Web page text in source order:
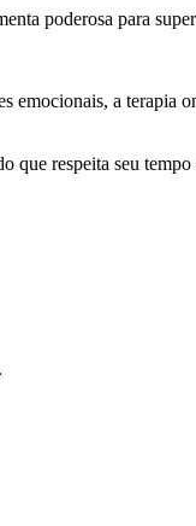
poderosa para
emocionais, a terapia
respeita seu tempo